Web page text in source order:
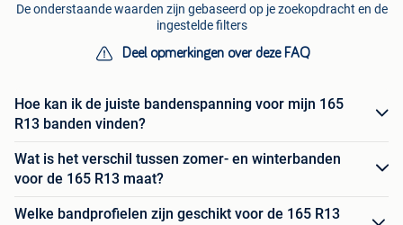
De onderstaande waarden zijn gebaseerd op je zoekopdracht en de
ingestelde filters
Deel opmerkingen over deze FAQ
Hoe kan ik de juiste bandenspanning voor mijn 165
R13 banden vinden?
Wat is het verschil tussen zomer- en winterbanden
voor de 165 R13 maat?
Welke bandprofielen zijn geschikt voor de 165 R13